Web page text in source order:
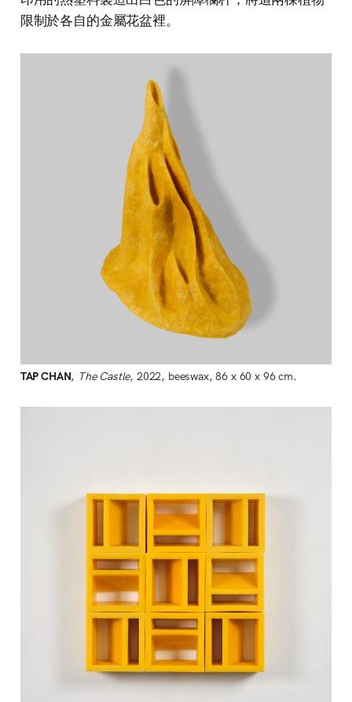
限制於各自的金屬花盆裡。
TAP CHAN, The Castle, 2022, beeswax, 86 x 60 x 96 cm.